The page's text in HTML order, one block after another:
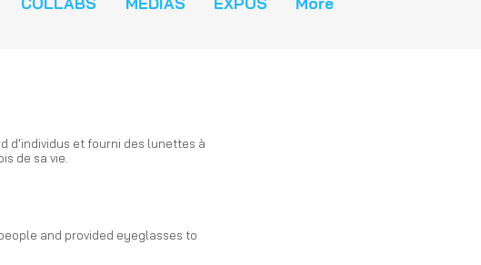
d'individus et fourni des lunettes à
de sa vie.
and provided eyeglasses to